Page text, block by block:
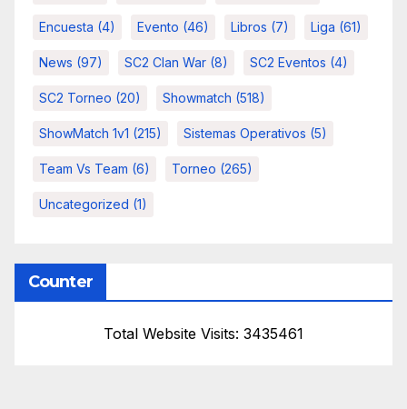
Encuesta (4) Evento (46) Libros (7) Liga (61)
News (97) SC2 Clan War (8) SC2 Eventos (4)
SC2 Torneo (20) Showmatch (518)
ShowMatch 1v1 (215) Sistemas Operativos (5)
Team Vs Team (6) Torneo (265)
Uncategorized (1)
Counter
Total Website Visits: 3435461